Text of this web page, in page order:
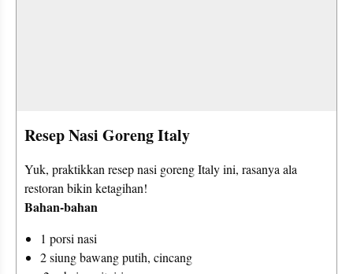
Resep Nasi Goreng Italy
Yuk, praktikkan resep nasi goreng Italy ini, rasanya ala
Bahan-bahan
1 porsi nasi
2 siung bawang putih, cincang